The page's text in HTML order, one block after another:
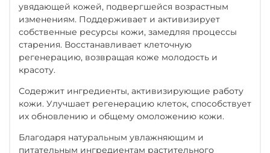
увядающей кожей, подвергшейся возрастным
изменениям. Поддерживает и активизирует
собственные ресурсы кожи, замедляя процессы
старения. Восстанавливает клеточную
регенерацию, возвращая коже молодость и
красоту.
Содержит ингредиенты, активизирующие работу
кожи. Улучшает регенерацию клеток, способствует
их обновлению и общему омоложению кожи.
Благодаря натуральным увлажняющим и
питательным ингредиентам растительного